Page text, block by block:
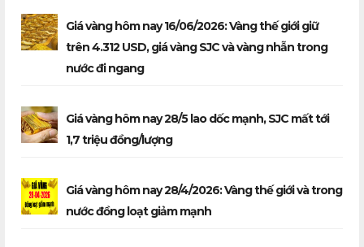
Giá vàng hôm nay 16/06/2026: Vàng thế giới giữ
trên 4.312 USD, giá vàng SJC và vàng nhẫn trong
nước đi ngang
Giá vàng hôm nay 28/5 lao dốc mạnh, SJC mất tới
1,7 triệu đồng/lượng
Giá vàng hôm nay 28/4/2026: Vàng thế giới và trong
nước đồng loạt giảm mạnh